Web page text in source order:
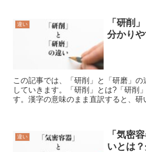
違い
「研削
分かり
この記事では、「研削」と「研磨」
していきます。「研削」とは?「研削
す。漢字の意味のまま直訳すると、研
違い
「気密
いとは